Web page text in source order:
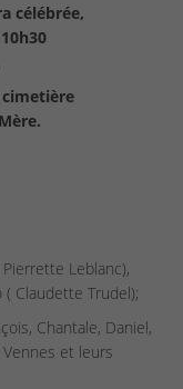
célébrée,
Leblanc),
( Claudette Trudel);
Chantale, Daniel,
et leurs